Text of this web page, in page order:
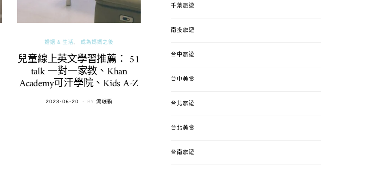
婚姻 & 生活 成為媽媽之後
兒童線上英文學習推薦： 51
talk 一對一家教、Khan
Academy可汗學院、Kids A-Z
POSTED
2023-06-20 BY 流氓顆
4y3m ：視力檢查、練習犯
錯、認識華德福
千葉旅遊
南投旅遊
台中旅遊
台中美食
台北旅遊
台北美食
台南旅遊